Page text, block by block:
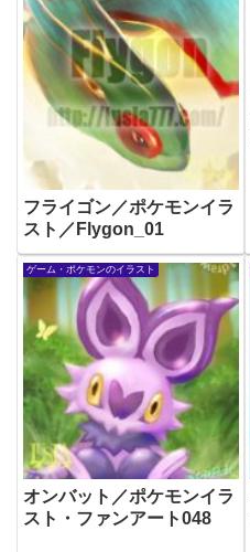
フライゴン／ポケモンイラ
スト／Flygon_01
ゲーム・ポケモンのイラスト
オンバット／ポケモンイラ
スト・ファンアート048